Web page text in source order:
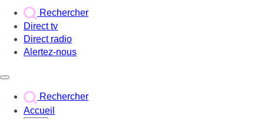
Rechercher
Direct tv
Direct radio
Alertez-nous
Rechercher
Accueil